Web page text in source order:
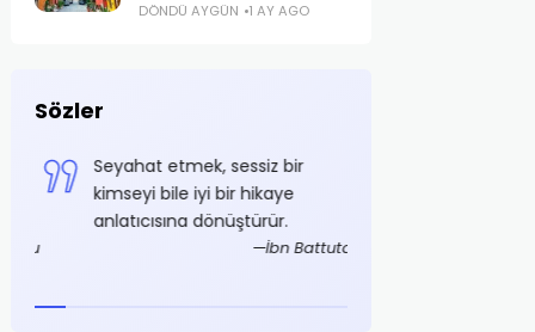
DÖNDÜ AYGÜN 1 AY AGO
Sözler
Seyahat etmek, sessiz bir
kimseyi bile iyi bir hikaye
anlatıcısına dönüştürür.
İbn Battuta